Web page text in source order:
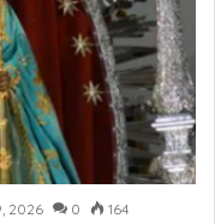
2026 0 164